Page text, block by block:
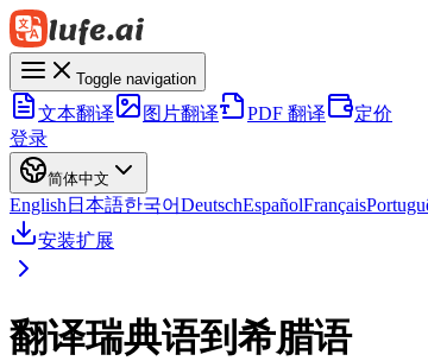
Toggle navigation
文本翻译 图片翻译 PDF 翻译
定价
登录
简体中文
English 日本語한국어DeutschEspañolFrançais
安装扩展
翻译瑞典语到希腊语